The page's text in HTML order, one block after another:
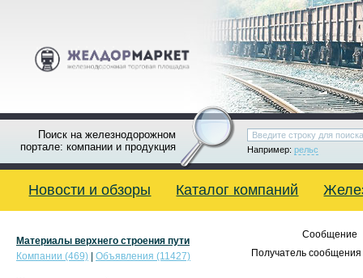
Поиск на железнодорожном
портале: компании и продукция
Например: рельс
Новости и обзоры Каталог компаний
Сообщение
Получатель сообщения
Материалы верхнего строения пути
Компании (469)
Объявления (11427)